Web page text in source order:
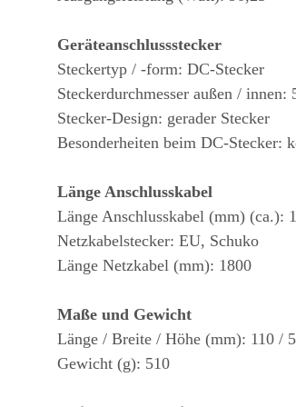
Geräteanschlussstecker
Steckertyp / -form: DC-Stecker
Steckerdurchmesser außen /
Stecker-Design: gerader Stecker
Besonderheiten beim DC-Stecker:
Länge Anschlusskabel
Länge Anschlusskabel (mm) (ca.):
Netzkabelstecker: EU, Schuko
Länge Netzkabel (mm): 1800
Maße und Gewicht
Länge / Breite / Höhe (mm): 110 /
Gewicht (g): 510